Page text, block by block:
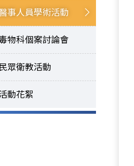
事人員學術活動
物科個案討論會
民眾衛教活動
動花絮